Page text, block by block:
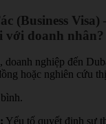
(Business
với doanh nhân?
doanh nghiệp đến
hoặc nghiên cứu
Yếu tố quyết định sự